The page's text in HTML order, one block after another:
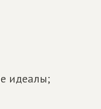
идеалы;